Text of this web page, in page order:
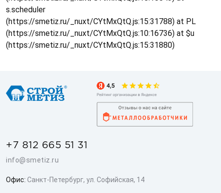
s.scheduler
(https://smetiz.ru/_nuxt/CYtMxQtQ.js:15:31788) at PL
(https://smetiz.ru/_nuxt/CYtMxQtQ.js:10:16736) at $u
(https://smetiz.ru/_nuxt/CYtMxQtQ.js:15:31880)
+7 812 665 51 31
info@smetiz.ru
Офис: Санкт-Петербург, ул. Софийская, 14